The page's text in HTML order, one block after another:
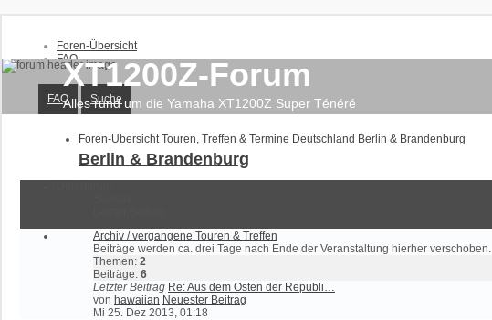
Foren-Übersicht
FAQ
Suche
Unbeantwortete Themen
Aktive Themen
Anmelden
Registrieren
XT1200Z-Forum
Alles rund um die Yamaha XT1200Z Super Ténéré
FAQ Suche
Foren-Übersicht Touren, Treffen & Termine Deutschland Berlin & Brandenburg
Berlin & Brandenburg
Archiv / vergangene Touren & Treffen
Beiträge werden ca. drei Tage nach Ende der Veranstaltung hierher verschoben.
Themen: 2
Beiträge: 6
Letzter Beitrag Re: Aus dem Osten der Republi…
von hawaiian Neuester Beitrag
Mi 25. Dez 2013, 01:18